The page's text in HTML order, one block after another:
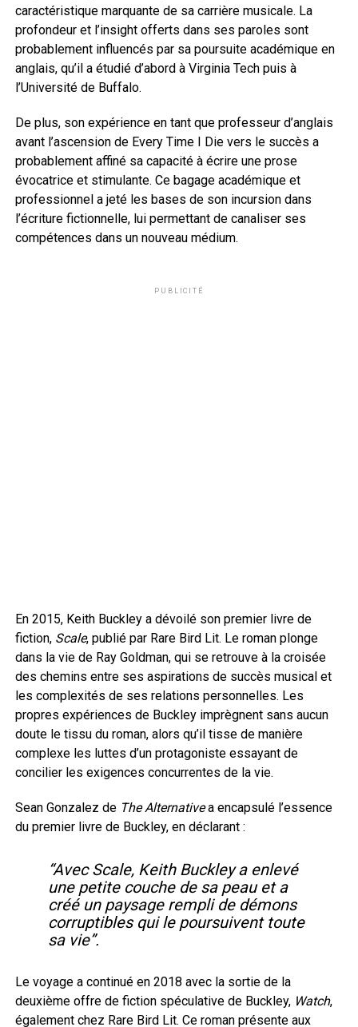
caractéristique marquante de sa carrière musicale. La
profondeur et l’insight offerts dans ses paroles sont
probablement influencés par sa poursuite académique en
anglais, qu’il a étudié d’abord à Virginia Tech puis à
l’Université de Buffalo.
De plus, son expérience en tant que professeur d’anglais
avant l’ascension de Every Time I Die vers le succès a
probablement affiné sa capacité à écrire une prose
évocatrice et stimulante. Ce bagage académique et
professionnel a jeté les bases de son incursion dans
l’écriture fictionnelle, lui permettant de canaliser ses
compétences dans un nouveau médium.
PUBLICITÉ
En 2015, Keith Buckley a dévoilé son premier livre de
fiction, Scale, publié par Rare Bird Lit. Le roman plonge
dans la vie de Ray Goldman, qui se retrouve à la croisée
des chemins entre ses aspirations de succès musical et
les complexités de ses relations personnelles. Les
propres expériences de Buckley imprègnent sans aucun
doute le tissu du roman, alors qu’il tisse de manière
complexe les luttes d’un protagoniste essayant de
concilier les exigences concurrentes de la vie.
Sean Gonzalez de The Alternativea encapsulé l’essence
du premier livre de Buckley, en déclarant :
“Avec Scale, Keith Buckley a enlevé
une petite couche de sa peau et a
créé un paysage rempli de démons
corruptibles qui le poursuivent toute
sa vie”.
Le voyage a continué en 2018 avec la sortie de la
deuxième offre de fiction spéculative de Buckley, Watch,
également chez Rare Bird Lit. Ce roman présente aux